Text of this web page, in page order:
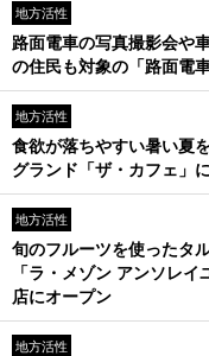
地方活性
路面電車の写真撮影会や
の住民も対象の「路面電
地方活性
食欲が落ちやすい暑い夏
グランド「ザ・カフェ」
地方活性
旬のフルーツを使ったタ
「ラ・メゾン アンソレ
店にオープン
地方活性